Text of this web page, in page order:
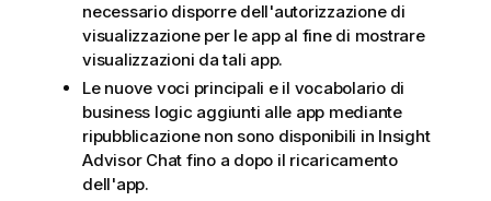
necessario disporre dell'autorizzazione di
visualizzazione per le app al fine di mostrare
visualizzazioni da tali app.
Le nuove voci principali e il vocabolario di
business logic aggiunti alle app mediante
ripubblicazione non sono disponibili in Insight
Advisor Chat fino a dopo il ricaricamento
dell'app.